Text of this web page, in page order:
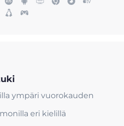
ympäri vuorokauden
eri kielillä